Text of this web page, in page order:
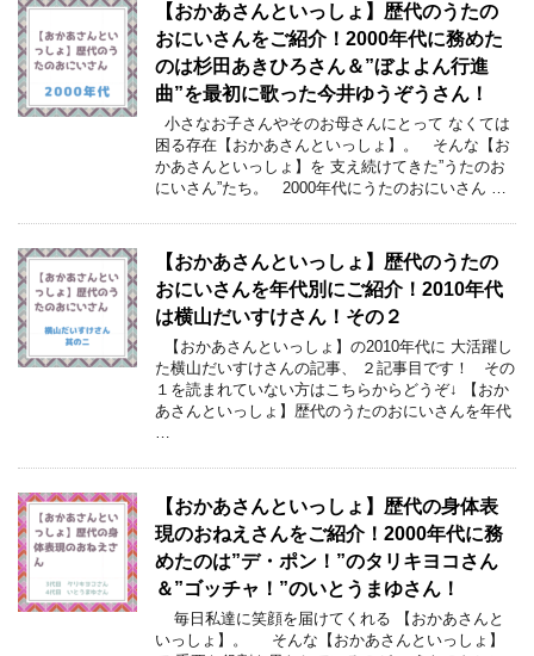
【おかあさんといっしょ】歴代のうたの
おにいさんをご紹介！2000年代に務めた
のは杉田あきひろさん＆”ぼよよん行進
曲”を最初に歌った今井ゆうぞうさん！
小さなお子さんやそのお母さんにとって なくては
困る存在【おかあさんといっしょ】。 そんな【お
かあさんといっしょ】を 支え続けてきた”うたのお
にいさん”たち。 2000年代にうたのおにいさん …
【おかあさんといっしょ】歴代のうたの
おにいさんを年代別にご紹介！2010年代
は横山だいすけさん！その２
【おかあさんといっしょ】の2010年代に 大活躍し
た横山だいすけさんの記事、 ２記事目です！ その
１を読まれていない方はこちらからどうぞ↓ 【おか
あさんといっしょ】歴代のうたのおにいさんを年代
…
【おかあさんといっしょ】歴代の身体表
現のおねえさんをご紹介！2000年代に務
めたのは”デ・ポン！”のタリキヨコさん
＆”ゴッチャ！”のいとうまゆさん！
毎日私達に笑顔を届けてくれる 【おかあさんと
いっしょ】。 そんな【おかあさんといっしょ】